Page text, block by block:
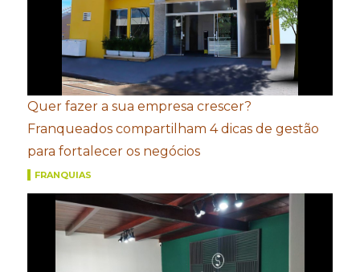
Quer fazer a sua empresa crescer?
Franqueados compartilham 4 dicas de gestão
para fortalecer os negócios
FRANQUIAS